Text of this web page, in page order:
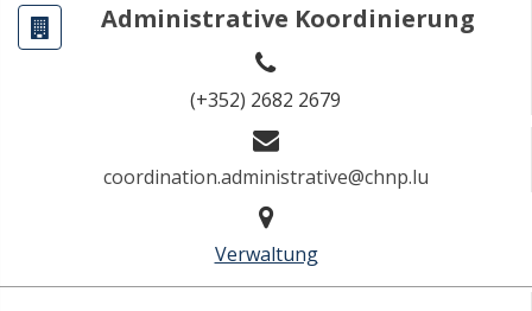
Administrative Koordinierung
(+352) 2682 2679
coordination.administrative@chnp.lu
Verwaltung